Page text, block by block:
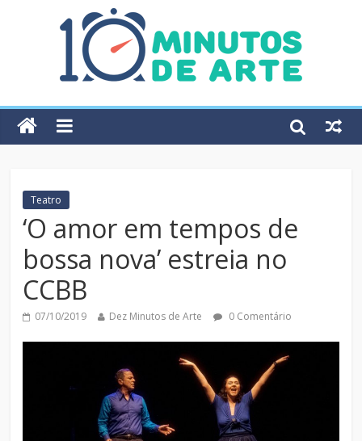
Teatro
‘O amor em tempos de
bossa nova’ estreia no
CCBB
07/10/2019 Dez Minutos de Arte 0 Comentário